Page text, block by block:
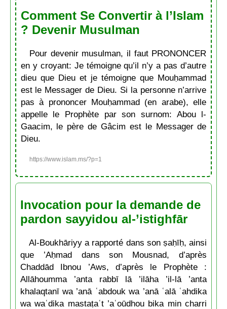
Comment Se Convertir à l’Islam
? Devenir Musulman
Pour devenir musulman, il faut PRONONCER
en y croyant: Je témoigne qu’il n’y a pas d’autre
dieu que Dieu et je témoigne que Mouḥammad
est le Messager de Dieu. Si la personne n’arrive
pas à prononcer Mouḥammad (en arabe), elle
appelle le Prophète par son surnom: Abou l-
Gaacim, le père de Gâcim est le Messager de
Dieu.
https://www.islam.ms/?p=1
Invocation pour la demande de
pardon sayyidou al-’istighfār
Al-Boukhāriyy a rapporté dans son ṣaḥīḥ, ainsi
que ’Aḥmad dans son Mousnad, d’après
Chaddād Ibnou ’Aws, d’après le Prophète :
Allāhoumma ’anta rabbī lā ’ilāha ’il-lā ’anta
khalaqtanī wa ’anā ʿabdouk wa ’anā ʿalā ʿahdika
wa waʿdika mastaṭaʿt ’aʿoūdhou bika min charri